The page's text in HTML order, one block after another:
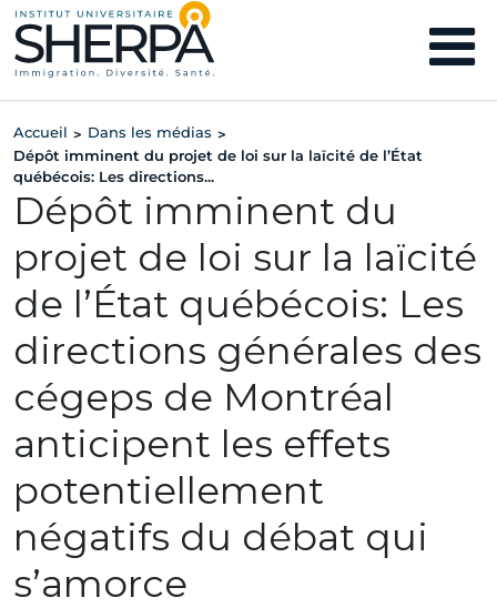
Accueil > Dans les médias >
Dépôt imminent du projet de loi sur la laïcité de l’État
québécois: Les directions...
Dépôt imminent du
projet de loi sur la laïcité
de l’État québécois: Les
directions générales des
cégeps de Montréal
anticipent les effets
potentiellement
négatifs du débat qui
s’amorce